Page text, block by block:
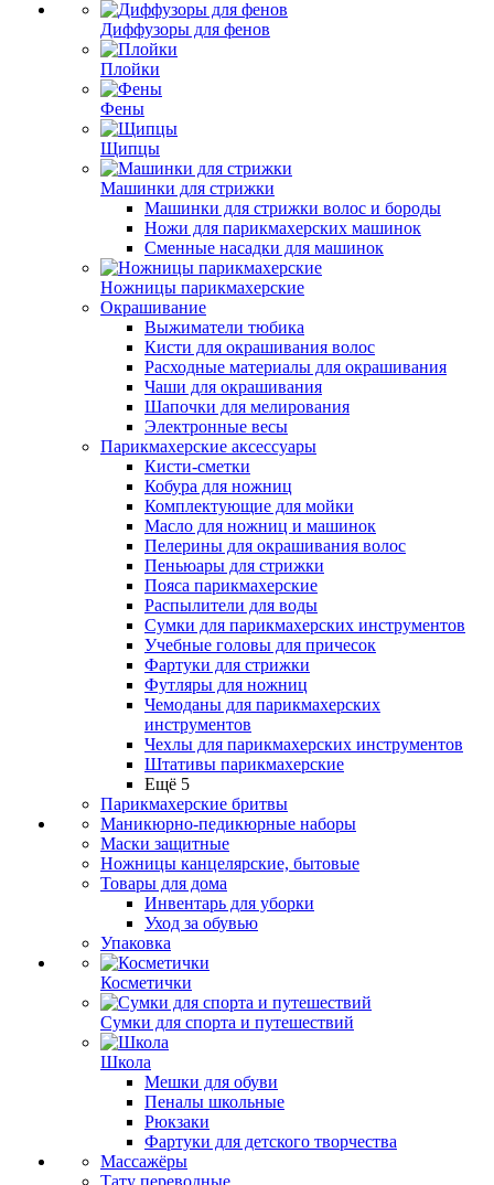
Диффузоры для фенов
Плойки
Фены
Щипцы
Машинки для стрижки
Машинки для стрижки волос и бороды
Ножи для парикмахерских машинок
Сменные насадки для машинок
Ножницы парикмахерские
Окрашивание
Выжиматели тюбика
Кисти для окрашивания волос
Расходные материалы для окрашивания
Чаши для окрашивания
Шапочки для мелирования
Электронные весы
Парикмахерские аксессуары
Кисти-сметки
Кобура для ножниц
Комплектующие для мойки
Масло для ножниц и машинок
Пелерины для окрашивания волос
Пеньюары для стрижки
Пояса парикмахерские
Распылители для воды
Сумки для парикмахерских инструментов
Учебные головы для причесок
Фартуки для стрижки
Футляры для ножниц
Чемоданы для парикмахерских
инструментов
Чехлы для парикмахерских инструментов
Штативы парикмахерские
Ещё 5
Парикмахерские бритвы
Маникюрно-педикюрные наборы
Маски защитные
Ножницы канцелярские, бытовые
Товары для дома
Инвентарь для уборки
Уход за обувью
Упаковка
Косметички
Сумки для спорта и путешествий
Школа
Мешки для обуви
Пеналы школьные
Рюкзаки
Фартуки для детского творчества
Массажёры
Тату переводные